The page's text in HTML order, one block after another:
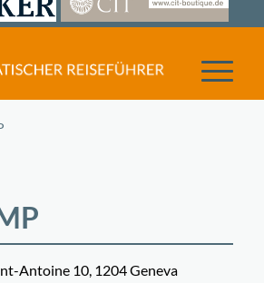
Antoine 10, 1204 Geneva